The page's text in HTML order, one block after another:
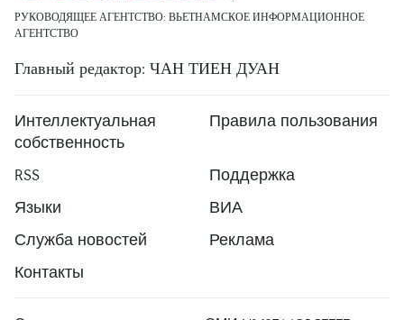
РУКОВОДЯЩЕЕ АГЕНТСТВО: ВЬЕТНАМСКОЕ ИНФОРМАЦИОННОЕ
АГЕНТСТВО
Главный редактор: ЧАН ТИЕН ДУАН
Интеллектуальная
собственность
Правила пользования
RSS
Поддержка
Языки
ВИА
Служба новостей
Реклама
Контакты